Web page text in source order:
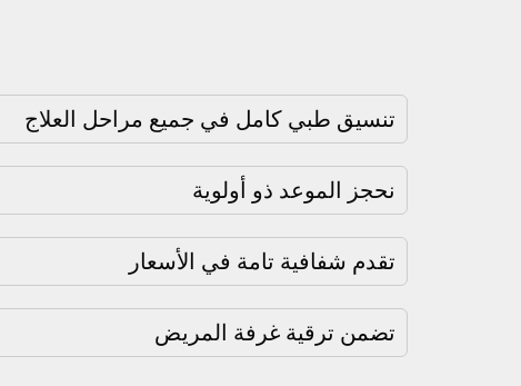
تنسيق طبي كامل في جميع مراحل العلاج
نحجز الموعد ذو أولوية
تقدم شفافية تامة في الأسعار
تضمن ترقية غرفة المريض